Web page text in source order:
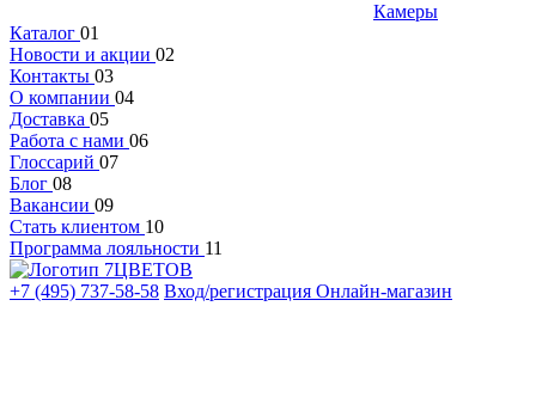
Камеры
Каталог 01
Новости и акции 02
Контакты 03
О компании 04
Доставка 05
Работа с нами 06
Глоссарий 07
Блог 08
Вакансии 09
Стать клиентом 10
Программа лояльности 11
+7 (495) 737-58-58 Вход/регистрация Онлайн-магазин